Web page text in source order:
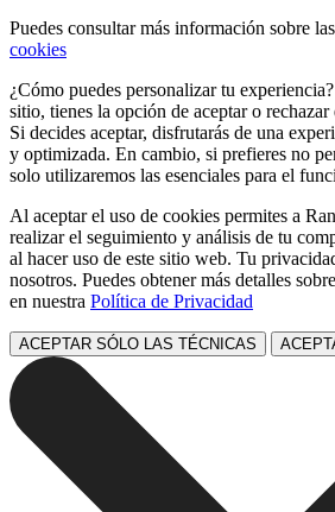
Puedes consultar más información sobre
cookies
¿Cómo puedes personalizar tu
sitio, tienes la opción de aceptar o rechazar
Si decides aceptar, disfrutarás de una
y optimizada. En cambio, si prefieres no
solo utilizaremos las esenciales para el
Al aceptar el uso de cookies permites a
realizar el seguimiento y análisis de tu
al hacer uso de este sitio web. Tu
nosotros. Puedes obtener más detalles
en nuestra Política de Privacidad
ACEPTAR SÓLO LAS TÉCNICAS